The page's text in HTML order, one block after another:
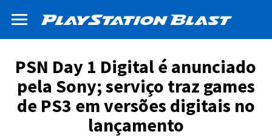
PSN Day 1 Digital é anunciado
pela Sony; serviço traz games
de PS3 em versões digitais no
lançamento